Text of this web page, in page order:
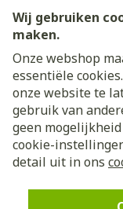
Wij gebruiken
maken.
Onze webshop
essentiële
onze website te
gebruik van
geen
cookie-
detail uit in ons
Juridische links